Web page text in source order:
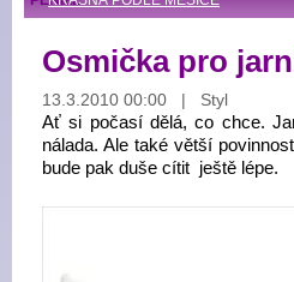
Osmička pro
13.3.2010 00:00 | Styl
Ať si počasí dělá, co chce.
nálada. Ale také větší
bude pak duše cítit ještě lépe.